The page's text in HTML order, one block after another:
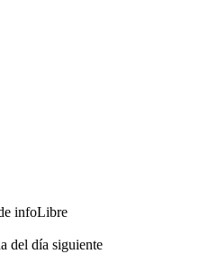
infoLibre
del día siguiente